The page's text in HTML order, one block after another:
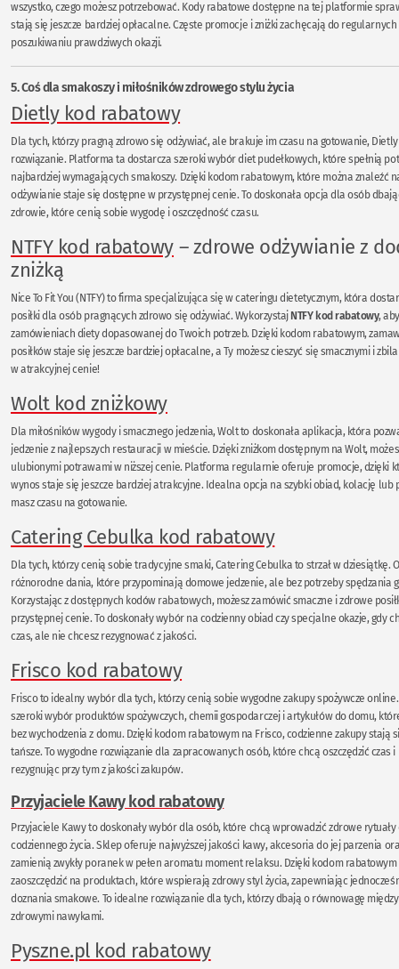
wszystko, czego możesz potrzebować. Kody rabatowe dostępne na tej platformie
stają się jeszcze bardziej opłacalne. Częste promocje i zniżki zachęcają do
poszukiwaniu prawdziwych okazji.
5. Coś dla smakoszy i miłośników zdrowego stylu życia
Dietly kod rabatowy
Dla tych, którzy pragną zdrowo się odżywiać, ale brakuje im czasu na gotowanie,
rozwiązanie. Platforma ta dostarcza szeroki wybór diet pudełkowych, które spełnią
najbardziej wymagających smakoszy. Dzięki kodom rabatowym, które można znaleźć
odżywianie staje się dostępne w przystępnej cenie. To doskonała opcja dla osób
zdrowie, które cenią sobie wygodę i oszczędność czasu.
NTFY kod rabatowy – zdrowe odżywianie z
zniżką
Nice To Fit You (NTFY) to firma specjalizująca się w cateringu dietetycznym, która
posiłki dla osób pragnących zdrowo się odżywiać. Wykorzystaj NTFY kod rabatowy,
zamówieniach diety dopasowanej do Twoich potrzeb. Dzięki kodom rabatowym,
posiłków staje się jeszcze bardziej opłacalne, a Ty możesz cieszyć się smacznymi i
w atrakcyjnej cenie!
Wolt kod zniżkowy
Dla miłośników wygody i smacznego jedzenia, Wolt to doskonała aplikacja, która
jedzenie z najlepszych restauracji w mieście. Dzięki zniżkom dostępnym na Wolt,
ulubionymi potrawami w niższej cenie. Platforma regularnie oferuje promocje, dzięki
wynos staje się jeszcze bardziej atrakcyjne. Idealna opcja na szybki obiad, kolację lub
masz czasu na gotowanie.
Catering Cebulka kod rabatowy
Dla tych, którzy cenią sobie tradycyjne smaki, Catering Cebulka to strzał w dziesiątkę.
różnorodne dania, które przypominają domowe jedzenie, ale bez potrzeby spędzania
Korzystając z dostępnych kodów rabatowych, możesz zamówić smaczne i zdrowe
przystępnej cenie. To doskonały wybór na codzienny obiad czy specjalne okazje, gdy
czas, ale nie chcesz rezygnować z jakości.
Frisco kod rabatowy
Frisco to idealny wybór dla tych, którzy cenią sobie wygodne zakupy spożywcze
szeroki wybór produktów spożywczych, chemii gospodarczej i artykułów do domu,
bez wychodzenia z domu. Dzięki kodom rabatowym na Frisco, codzienne zakupy stają
tańsze. To wygodne rozwiązanie dla zapracowanych osób, które chcą oszczędzić czas i
rezygnując przy tym z jakości zakupów.
Przyjaciele Kawy kod rabatowy
Przyjaciele Kawy to doskonały wybór dla osób, które chcą wprowadzić zdrowe rytuały
codziennego życia. Sklep oferuje najwyższej jakości kawy, akcesoria do jej parzenia
zamienią zwykły poranek w pełen aromatu moment relaksu. Dzięki kodom rabatowym
zaoszczędzić na produktach, które wspierają zdrowy styl życia, zapewniając
doznania smakowe. To idealne rozwiązanie dla tych, którzy dbają o równowagę
zdrowymi nawykami.
Pyszne.pl kod rabatowy